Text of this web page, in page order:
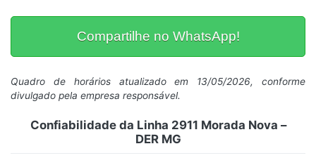
Compartilhe no WhatsApp!
Quadro de horários atualizado em 13/05/2026, conforme
divulgado pela empresa responsável.
Confiabilidade da Linha 2911 Morada Nova –
DER MG